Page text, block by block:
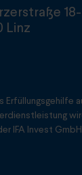
Linz
IFA Invest